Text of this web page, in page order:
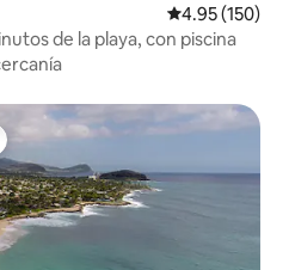
Calificación
4.95 (150)
de la playa, con piscina